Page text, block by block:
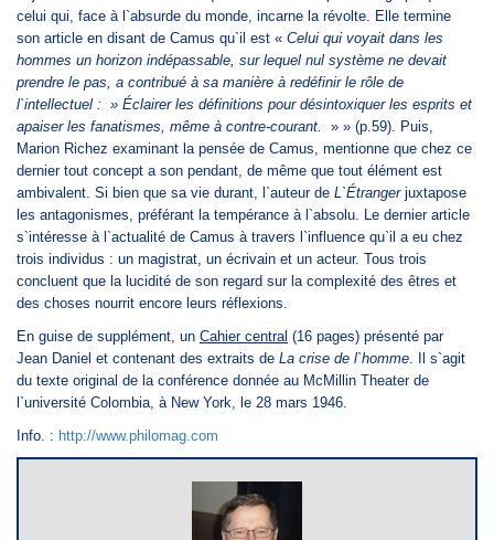
celui qui, face à l`absurde du monde, incarne la révolte. Elle termine
son article en disant de Camus qu`il est « Celui qui voyait dans les
hommes un horizon indépassable, sur lequel nul système ne devait
prendre le pas, a contribué à sa manière à redéfinir le rôle de
l`intellectuel : » Éclairer les définitions pour désintoxiquer les esprits et
apaiser les fanatismes, même à contre-courant.
» » (p.59). Puis,
Marion Richez examinant la pensée de Camus, mentionne que chez ce
dernier tout concept a son pendant, de même que tout élément est
ambivalent. Si bien que sa vie durant, l`auteur de L`Étrangerjuxtapose
les antagonismes, préférant la tempérance à l`absolu. Le dernier article
s`intéresse à l`actualité de Camus à travers l`influence qu`il a eu chez
trois individus : un magistrat, un écrivain et un acteur. Tous trois
concluent que la lucidité de son regard sur la complexité des êtres et
des choses nourrit encore leurs réflexions.
En guise de supplément, un Cahier central (16 pages) présenté par
Jean Daniel et contenant des extraits de La crise de l`homme. Il s`agit
du texte original de la conférence donnée au McMillin Theater de
l`université Colombia, à New York, le 28 mars 1946.
Info. : http://www.philomag.com